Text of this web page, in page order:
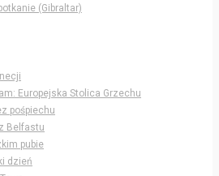
(Gibraltar)
Europejska Stolica Grzechu
pośpiechu
Belfastu
pubie
dzień